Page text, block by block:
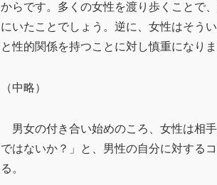
からです。多くの女性を渡り歩くことで
にいたことでしょう。逆に、女性はそう
と性的関係を持つことに対し慎重になりま
（中略）
男女の付き合い始めのころ、女性は相
ではないか？」と、男性の自分に対する
る。